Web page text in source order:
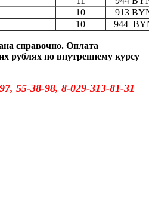
10
913
10 944
справочно. Оплата
рублях по внутреннему курсу
55-38-98, 8-029-313-81-31